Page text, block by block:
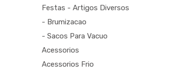
Festas - Artigos Diversos
- Brumizacao
- Sacos Para Vacuo
Acessorios
Acessorios Frio